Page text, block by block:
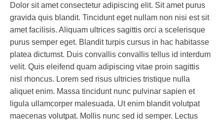
Dolor sit amet consectetur adipiscing elit. Sit amet purus
gravida quis blandit. Tincidunt eget nullam non nisi est sit
amet facilisis. Aliquam ultrices sagittis orci a scelerisque
purus semper eget. Blandit turpis cursus in hac habitasse
platea dictumst. Duis convallis convallis tellus id interdum
velit. Quis eleifend quam adipiscing vitae proin sagittis
nisl rhoncus. Lorem sed risus ultricies tristique nulla
aliquet enim. Massa tincidunt nunc pulvinar sapien et
ligula ullamcorper malesuada. Ut enim blandit volutpat
maecenas volutpat. Mollis nunc sed id semper. Lectus